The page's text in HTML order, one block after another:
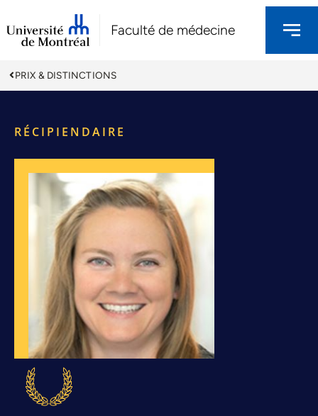
Faculté de médecine
PRIX & DISTINCTIONS
RÉCIPIENDAIRE